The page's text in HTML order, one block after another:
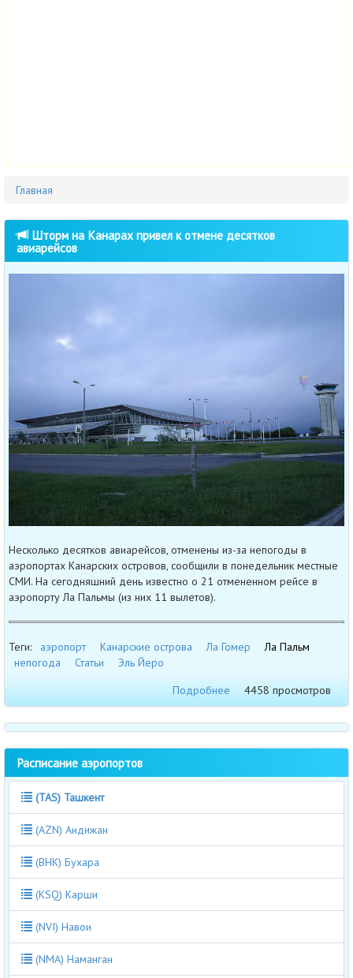
Главная
Шторм на Канарах привел к отмене десятков
авиарейсов
Несколько десятков авиарейсов, отменены из-за непогоды в
аэропортах Канарских островов, сообщили в понедельник местные
СМИ. На сегодняшний день известно о 21 отмененном рейсе в
аэропорту Ла Пальмы (из них 11 вылетов).
Теги: аэропорт Канарские острова Ла Гомер
Ла Пальм
непогода
Статьи
Эль Йеро
Подробнее
4458 просмотров
Расписание аэропортов
(TAS) Ташкент
(AZN) Андижан
(BHK) Бухара
(KSQ) Карши
(NVI) Навои
(NMA) Наманган